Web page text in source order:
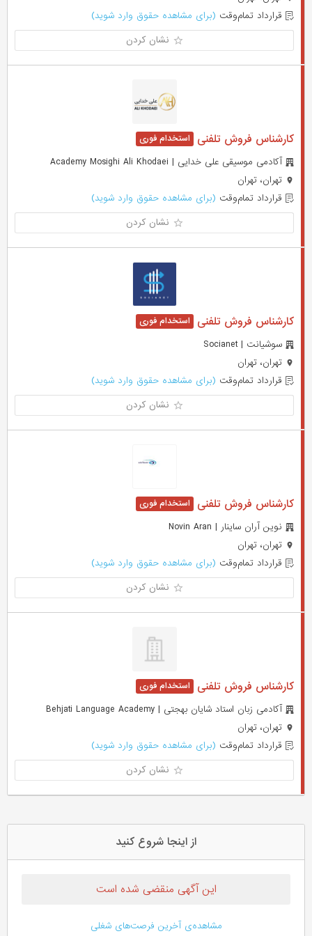
قرارداد تمام‌وقت (برای مشاهده حقوق وارد شوید)
نشان کردن
کارشناس فروش تلفنی
آکادمی موسیقی علی خدایی | Academy Mosighi Ali Khodaei
تهران، تهران
قرارداد تمام‌وقت (برای مشاهده حقوق وارد شوید)
نشان کردن
کارشناس فروش تلفنی
سوشیانت | Socianet
تهران، تهران
قرارداد تمام‌وقت (برای مشاهده حقوق وارد شوید)
نشان کردن
کارشناس فروش تلفنی
نوین آران ساینار | Novin Aran
تهران، تهران
قرارداد تمام‌وقت (برای مشاهده حقوق وارد شوید)
نشان کردن
کارشناس فروش تلفنی
آکادمی زبان استاد شایان بهجتی | Behjati Language Academy
تهران، تهران
قرارداد تمام‌وقت (برای مشاهده حقوق وارد شوید)
نشان کردن
از اینجا شروع کنید
این آگهی منقضی شده است
مشاهده‌ی آخرین فرصت‌های شغلی